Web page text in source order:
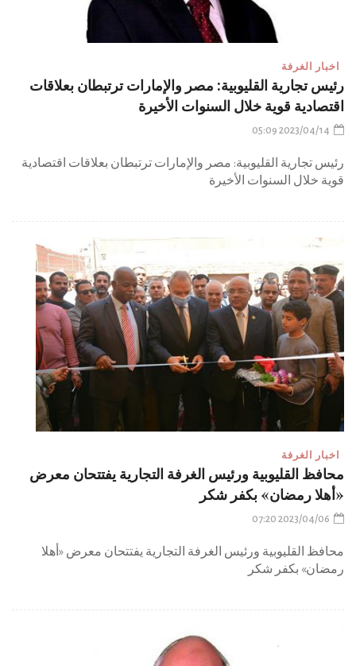
اخبار الغرفة
‏رئيس تجارية القليوبية: مصر والإمارات ترتبطان بعلاقات
اقتصادية قوية خلال السنوات الأخيرة
2023/04/14 05:09
‏رئيس تجارية القليوبية: مصر والإمارات ترتبطان بعلاقات اقتصادية
قوية خلال السنوات الأخيرة
اخبار الغرفة
محافظ القليوبية ورئيس الغرفة التجارية يفتتحان معرض
«أهلا رمضان» بكفر شكر
2023/04/06 07:20
محافظ القليوبية ورئيس الغرفة التجارية يفتتحان معرض «أهلا
رمضان» بكفر شكر